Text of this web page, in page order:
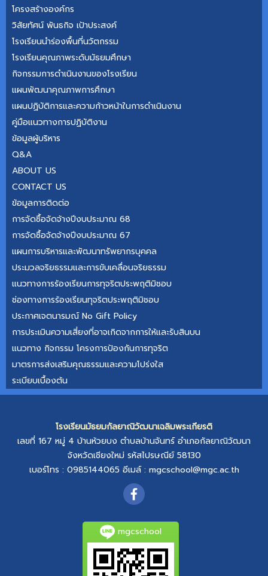
โครงสร้าง​องค์กร​
วิสัยทัศน์ พันธกิจ เป้าประสงค์
โรงเรียนนำร่องพื้นที่นวัตกรรม
โรงเรียนคุณภา​พระดับ​มัธยม​ศึกษา
กิจกรรมการดำเนินงานของโรงเรียน
แผนพัฒนาคุณภาพการศึกษา
แผนปฏิบัติการและความก้าวหน้าในการดำเนินงาน
คู่มือแนวทางการปฏิบัติงาน
ข้อมูลผู้บริหาร
Q&A
ABOUT US
CONTACT US
ข้อมูลการติดต่อ
การจัดซื้อจัดจ้างปีงบประมาณ 68
การจัดซื้อจัดจ้างปีงบประมาณ 67
แผนการบริหารและพัฒนาทรัพยากรบุคคล
ประมวลจริยธรรมและการขับเคลื่อนจริยธรรม
แนวทางการร้องเรียนการทุจริตประพฤติมิชอบ
ช่องทางการร้องเรียนทุจริตประพฤติมิชอบ
ประกาศเจตนารมณ์ No Gift Policy
การประเมินความเสี่ยงที่อาจเกิดจากการให้และรับสินบน
แนวทาง กิจกรรม โครงการป้องกันการทุจริต
มาตรการส่งเสริมคุณธรรมและความโปร่งใส
ระเบียบเบื้องต้น
โรงเรียนมัธยมกัลยาณิวัฒนาเฉลิมพระเกียรติ
เลขที่ 167 หมู่ 4 บ้านห้วยบง ตำบลบ้านจันทร์อำเภอกัลยาณิวัฒนา
จังหวัดเชียงใหม่ รหัสไปรษณีย์ 58130
เบอร์โทร : 0985144065 อีเมล์ : mgcschool@mgc.ac.th
mgcschool